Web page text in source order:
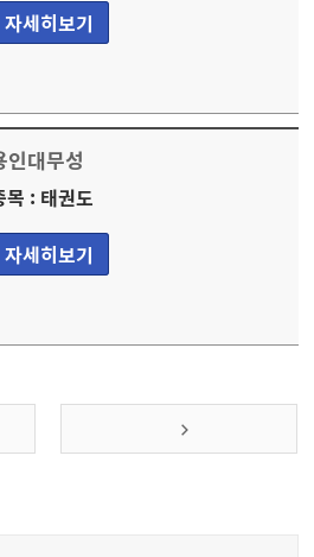
자세히보기
인대무성
종목 : 태권도
자세히보기